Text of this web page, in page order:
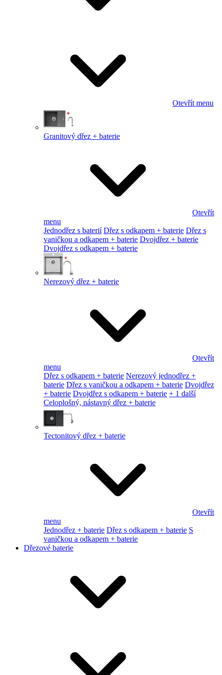
Otevřít menu
Granitový dřez + baterie
Otevřít
menu
Jednodřez s baterií Dřez s odkapem + baterie Dřez s
vaničkou a odkapem + baterie Dvojdřez + baterie
Dvojdřez s odkapem + baterie
Nerezový dřez + baterie
Otevřít
menu
Dřez s odkapem + baterie Nerezový jednodřez +
baterie Dřez s vaničkou a odkapem + baterie Dvojdřez
+ baterie Dvojdřez s odkapem + baterie + 1 další
Celoplošný, nástavný dřez + baterie
Tectonitový dřez + baterie
Otevřít
menu
Jednodřez + baterie Dřez s odkapem + baterie S
vaničkou a odkapem + baterie
Dřezové baterie